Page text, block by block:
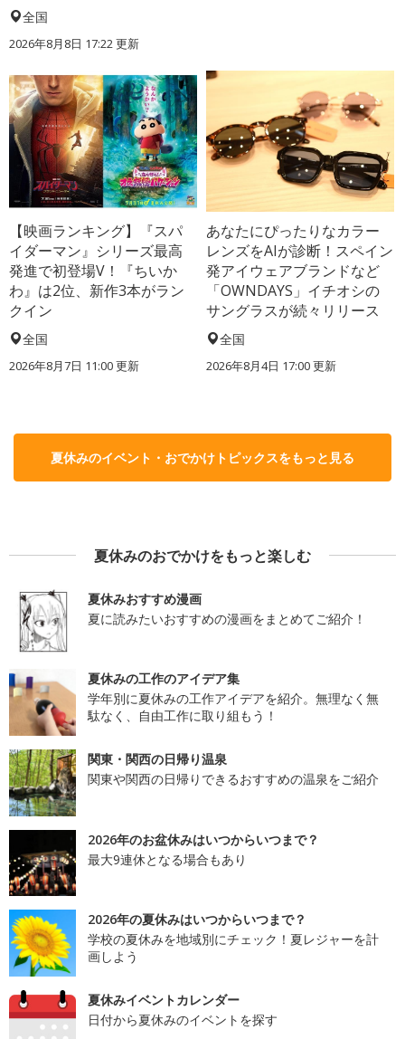
全国
2026年8月8日 17:22更新
【映画ランキング】『スパ
イダーマン』シリーズ最高
発進で初登場V！『ちいか
わ』は2位、新作3本がラン
クイン
全国
2026年8月7日 11:00更新
あなたにぴったりなカラー
レンズをAIが診断！スペイン
発アイウェアブランドなど
「OWNDAYS」イチオシの
サングラスが続々リリース
全国
2026年8月4日 17:00更新
夏休みのイベント・おでかけトピックスをもっと見る
夏休みのおでかけをもっと楽しむ
夏休みおすすめ漫画
夏に読みたいおすすめの漫画をまとめてご紹介！
夏休みの工作のアイデア集
学年別に夏休みの工作アイデアを紹介。無理なく無
駄なく、自由工作に取り組もう！
関東・関西の日帰り温泉
関東や関西の日帰りできるおすすめの温泉をご紹介
2026年のお盆休みはいつからいつまで？
最大9連休となる場合もあり
2026年の夏休みはいつからいつまで？
学校の夏休みを地域別にチェック！夏レジャーを計
画しよう
夏休みイベントカレンダー
日付から夏休みのイベントを探す